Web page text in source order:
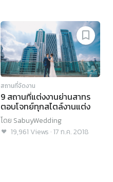
สถานที่จัดงาน
9 สถานที่แต่งงานย่านสาทร
ตอบโจทย์ทุกสไตล์งานแต่ง
โดย SabuyWedding
19,961 Views ·17 ก.ค. 2018